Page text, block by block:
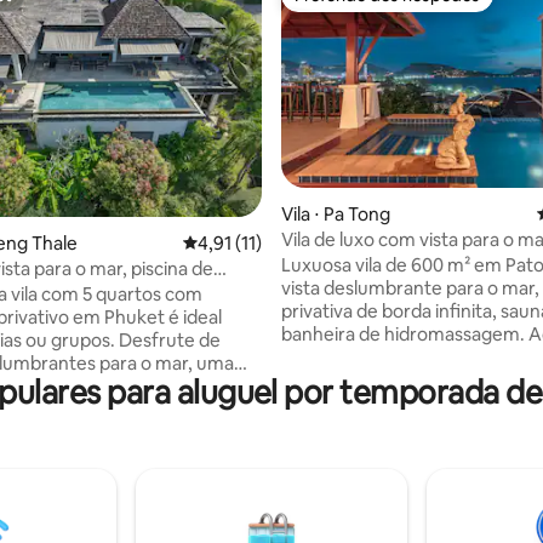
de 5, 44 avaliações
Thale 4,91 de uma avaliação média de 5, 11
4,91 (11)
para o mar, piscina de
e sauna
vila com 5 quartos com
em Phuket é ideal
ou grupos. Desfrute de
para o mar, uma
de borda infinita e um
A villa é
a 5 minutos da Praia de Layan
Preferido dos hóspedes
Vila ⋅ Pa Tong
Vila de luxo com vista para o
Patong | Piscina, sauna,
hidromassagem
Luxuosa vila de 600 m² em
vista deslumbrante para o mar,
privativa de borda infinita,
banheira de hidromassagem.
Aproveite a arrumação diária,
gratuito do aeroporto e o
restaurantes e lojas de Patong.
serviços públicos incluídos
para aluguel por temporada